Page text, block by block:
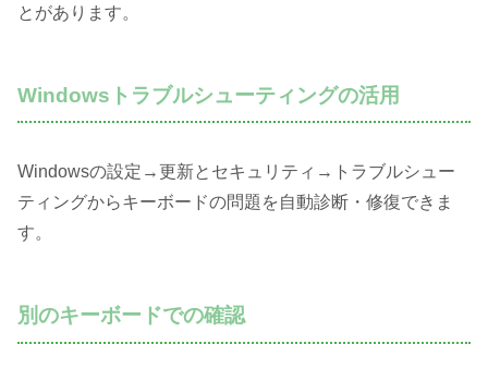
とがあります。
Windowsトラブルシューティングの活用
Windowsの設定→更新とセキュリティ→トラブルシュー
ティングからキーボードの問題を自動診断・修復できま
す。
別のキーボードでの確認